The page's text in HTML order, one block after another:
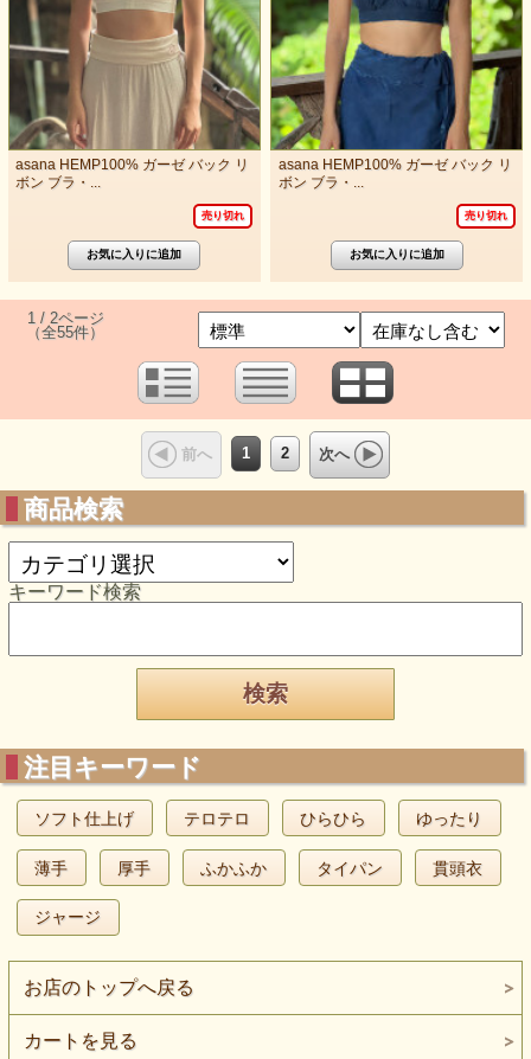
asana HEMP100% ガーゼ バック リ
ボン ブラ・...
売り切れ
asana HEMP100% ガーゼ バック リ
ボン ブラ・...
売り切れ
1 / 2ページ
（全55件）
前へ 1 2 次へ
商品検索
キーワード検索
注目キーワード
ソフト仕上げ テロテロ ひらひら ゆったり
薄手 厚手 ふかふか タイパン 貫頭衣
ジャージ
お店のトップへ戻る
カートを見る